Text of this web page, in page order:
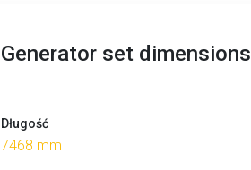
Generator set dimensions
Długość
7468 mm